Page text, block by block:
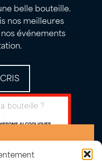
belle bouteille.
nos meilleures
événements
bouteille ?